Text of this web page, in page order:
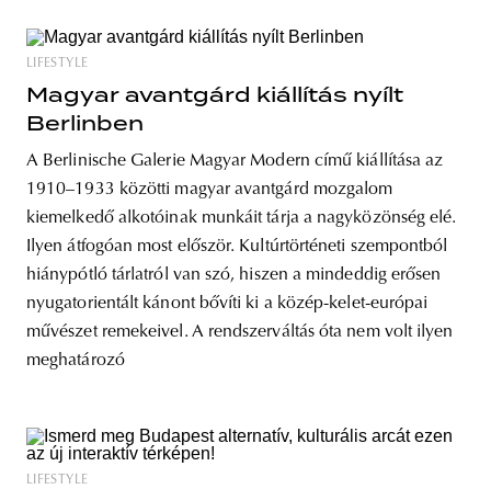
LIFESTYLE
Magyar avantgárd kiállítás nyílt
Berlinben
A Berlinische Galerie Magyar Modern című kiállítása az
1910–1933 közötti magyar avantgárd mozgalom
kiemelkedő alkotóinak munkáit tárja a nagyközönség elé.
Ilyen átfogóan most először. Kultúrtörténeti szempontból
hiánypótló tárlatról van szó, hiszen a mindeddig erősen
nyugatorientált kánont bővíti ki a közép-kelet-európai
művészet remekeivel. A rendszerváltás óta nem volt ilyen
meghatározó
LIFESTYLE